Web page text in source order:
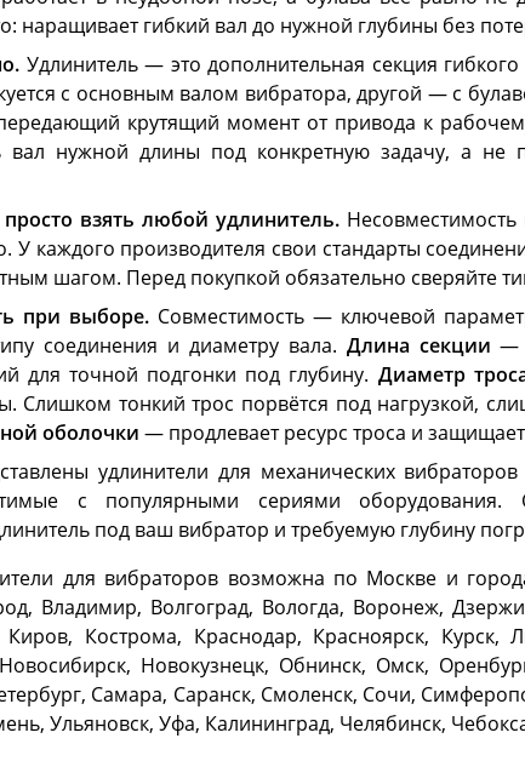
наращивает гибкий вал до нужной глубины без
Удлинитель — это дополнительная секция
с основным валом вибратора, другой — с
крутящий момент от привода к
нужной длины под конкретную задачу, а не
взять любой удлинитель.Несовместимость
У каждого производителя свои стандарты
шагом. Перед покупкой обязательно сверяйте
при выборе. Совместимость — ключевой
соединения и диаметру вала. Длина секции —
для точной подгонки под глубину. Диаметр
Слишком тонкий трос порвётся под нагрузкой,
оболочки — продлевает ресурс троса и
удлинители для механических
с популярными сериями оборудования.
под ваш вибратор и требуемую глубину
для вибраторов возможна по Москве и
Владимир, Волгоград, Вологда, Воронеж,
Киров, Кострома, Краснодар, Красноярск,
Новокузнецк, Обнинск, Омск,
Самара, Саранск, Смоленск, Сочи,
Ульяновск, Уфа, Калининград, Челябинск,